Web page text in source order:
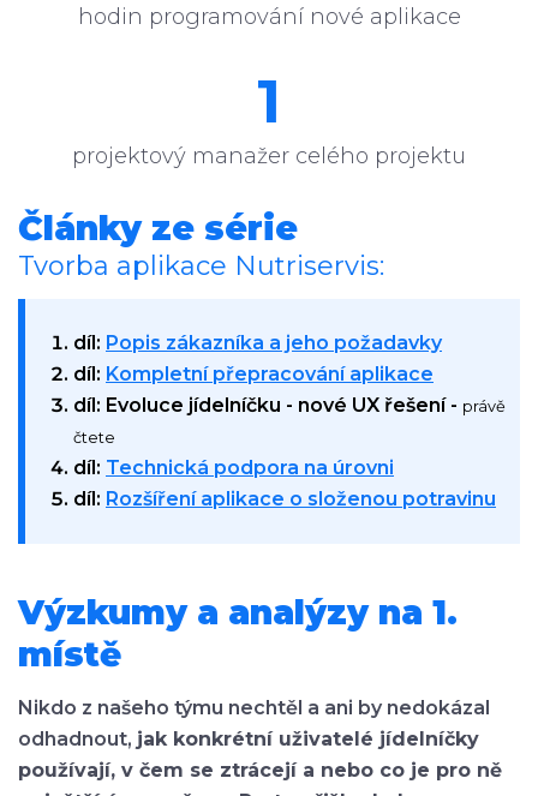
hodin programování nové aplikace
1
projektový manažer celého projektu
Články ze série
Tvorba aplikace Nutriservis:
díl: Popis zákazníka a jeho požadavky
díl: Kompletní přepracování aplikace
díl: Evoluce jídelníčku - nové UX řešení - právě
čtete
díl: Technická podpora na úrovni
díl: Rozšíření aplikace o složenou potravinu
Výzkumy a analýzy na 1.
místě
Nikdo z našeho týmu nechtěl a ani by nedokázal
odhadnout, jak konkrétní uživatelé jídelníčky
používají, v čem se ztrácejí a nebo co je pro ně